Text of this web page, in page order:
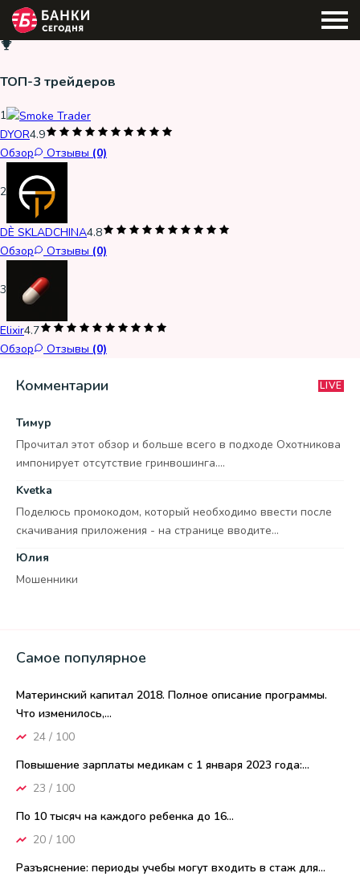
ТОП-3 трейдеров
1
DYOR4.9
Обзор
Отзывы (0)
2
DÈ SKLADCHINA4.8
Обзор
Отзывы (0)
3
Elixir4.7
Обзор
Отзывы (0)
Комментарии LIVE
Тимур
Прочитал этот обзор и больше всего в подходе Охотникова
импонирует отсутствие гринвошинга....
Kvetka
Поделюсь промокодом, который необходимо ввести после
скачивания приложения - на странице вводите...
Юлия
Мошенники
Самое популярное
Материнский капитал 2018. Полное описание программы.
Что изменилось,...
24 / 100
Повышение зарплаты медикам с 1 января 2023 года:...
23 / 100
По 10 тысяч на каждого ребенка до 16...
20 / 100
Разъяснение: периоды учебы могут входить в стаж для...